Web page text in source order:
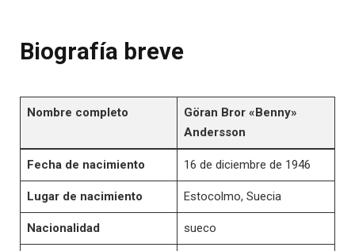
Biografía breve
Nombre completo
Göran Bror «Benny»
Andersson
Fecha de nacimiento 16 de diciembre de 1946
Lugar de nacimiento Estocolmo, Suecia
Nacionalidad sueco